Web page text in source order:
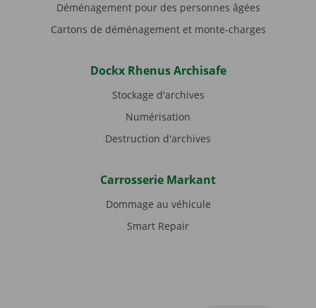
Déménagement pour des personnes âgées
Cartons de déménagement et monte-charges
Dockx Rhenus Archisafe
Stockage d'archives
Numérisation
Destruction d'archives
Carrosserie Markant
Dommage au véhicule
Smart Repair